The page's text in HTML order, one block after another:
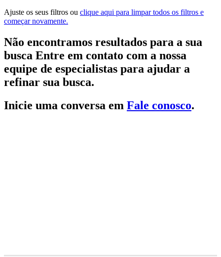
Ajuste os seus filtros ou clique aqui para limpar todos os filtros e
começar novamente.
Não encontramos resultados para a sua
busca Entre em contato com a nossa
equipe de especialistas para ajudar a
refinar sua busca.
Inicie uma conversa em Fale conosco.